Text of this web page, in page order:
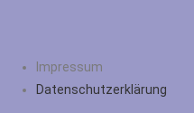
Impressum
Datenschutzerklärung